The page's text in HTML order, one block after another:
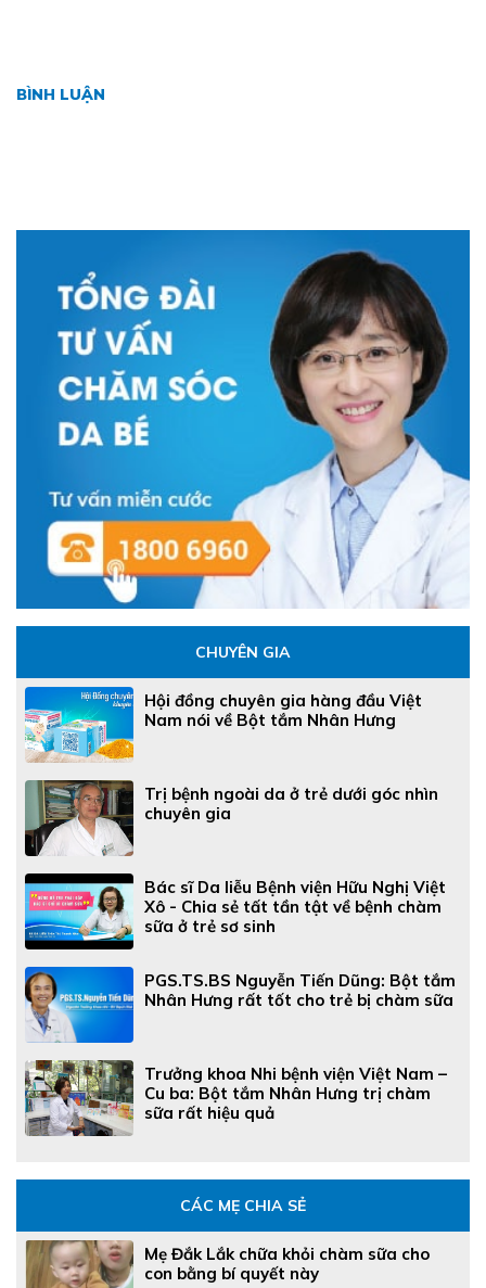
BÌNH LUẬN
CHUYÊN GIA
Hội đồng chuyên gia hàng đầu Việt
Nam nói về Bột tắm Nhân Hưng
Trị bệnh ngoài da ở trẻ dưới góc nhìn
chuyên gia
Bác sĩ Da liễu Bệnh viện Hữu Nghị Việt
Xô - Chia sẻ tất tần tật về bệnh chàm
sữa ở trẻ sơ sinh
PGS.TS.BS Nguyễn Tiến Dũng: Bột tắm
Nhân Hưng rất tốt cho trẻ bị chàm sữa
Trưởng khoa Nhi bệnh viện Việt Nam –
Cu ba: Bột tắm Nhân Hưng trị chàm
sữa rất hiệu quả
CÁC MẸ CHIA SẺ
Mẹ Đắk Lắk chữa khỏi chàm sữa cho
con bằng bí quyết này